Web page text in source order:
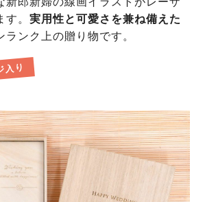
す。実用性と可愛さを兼ね備えた
ランク上の贈り物です。
入り